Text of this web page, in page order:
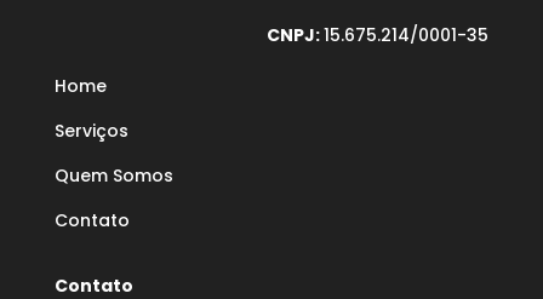
CNPJ:15.675.214/0001-35
Home
Serviços
Quem Somos
Contato
Contato